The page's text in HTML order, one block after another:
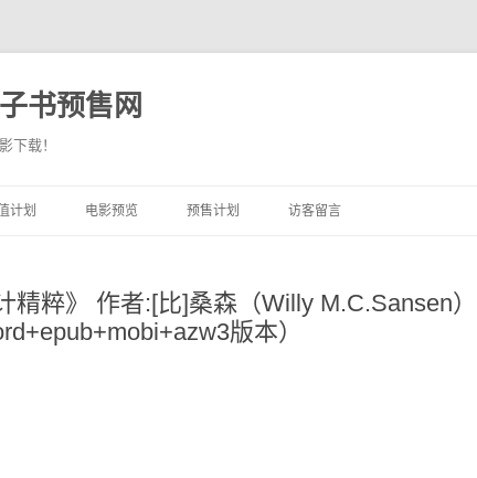
书预售网
下载！
至
计划 电影预览 预售计划 访客留言
精粹》 作者:[比]桑森（Willy M.C.Sansen）
版本）